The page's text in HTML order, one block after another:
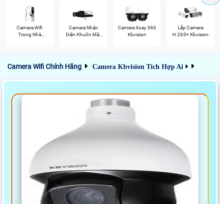
Camera Wifi
Trong Nhà
Camera Nhận
Diện Khuôn Mặt
Camera Xoay 360
Kbvision
Lắp Camera
H.265+ Kbvision
Camera Wifi Chính Hãng Camera Kbvision Tích Hợp Ai